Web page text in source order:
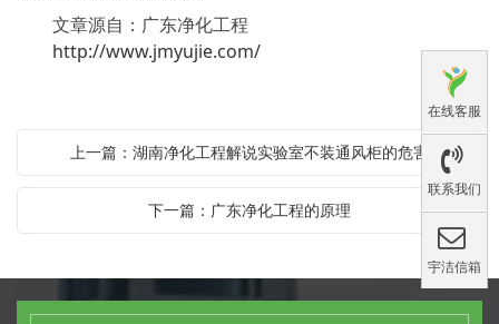
文章源自：广东净化工程
http://www.jmyujie.com/
上一篇：湖南净化工程解说实验室不装通风柜的危害
下一篇：广东净化工程的原理
在线客服
联系我们
宇洁信箱